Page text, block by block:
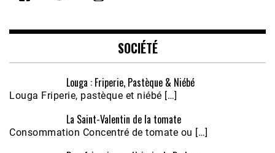
EMBED
SOCIÉTÉ
Louga : Friperie, Pastèque & Niébé
Louga Friperie, pastèque et niébé […]
La Saint-Valentin de la tomate
Consommation Concentré de tomate ou […]